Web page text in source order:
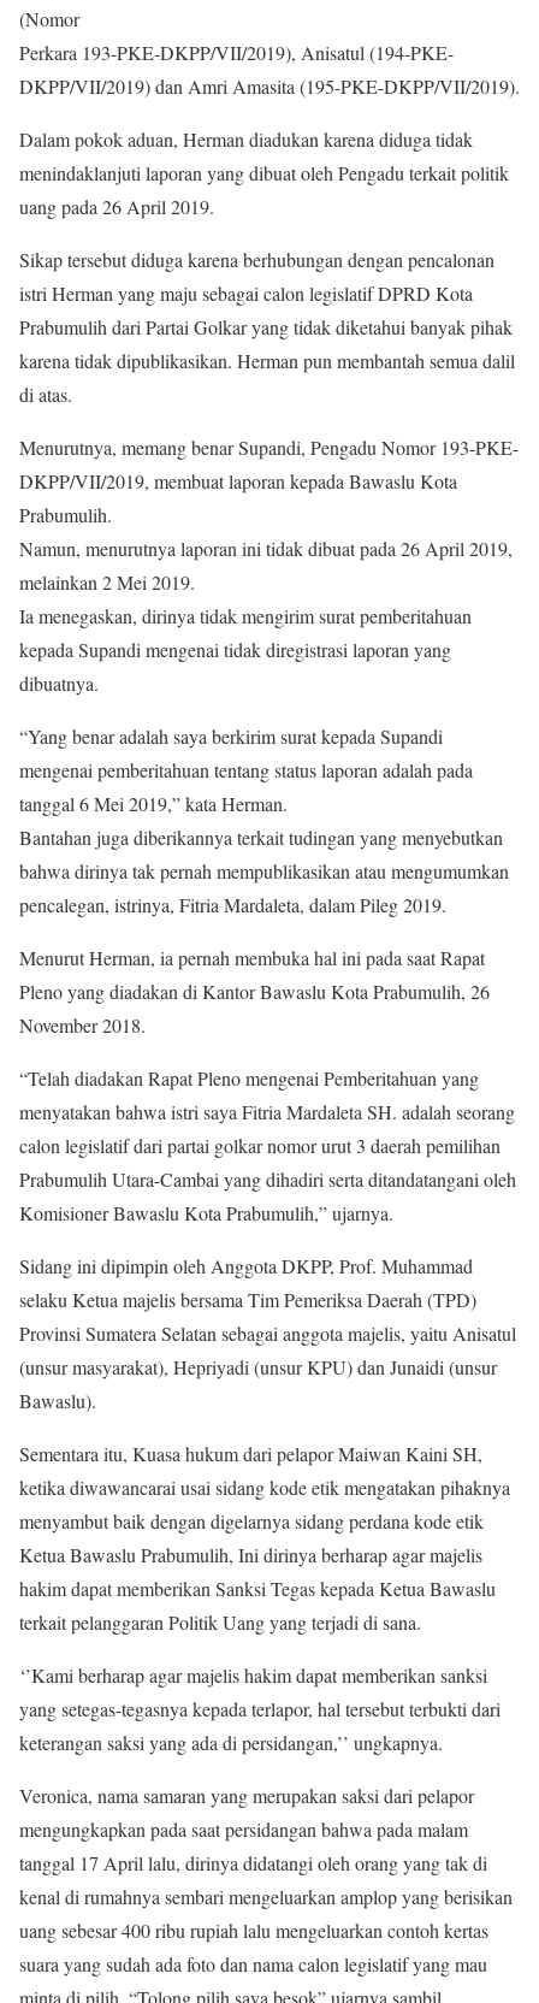
(Nomor
Perkara 193-PKE-DKPP/VII/2019), Anisatul (194-PKE-
DKPP/VII/2019) dan Amri Amasita (195-PKE-DKPP/VII/2019).
Dalam pokok aduan, Herman diadukan karena diduga tidak
menindaklanjuti laporan yang dibuat oleh Pengadu terkait politik
uang pada 26 April 2019.
Sikap tersebut diduga karena berhubungan dengan pencalonan
istri Herman yang maju sebagai calon legislatif DPRD Kota
Prabumulih dari Partai Golkar yang tidak diketahui banyak pihak
karena tidak dipublikasikan. Herman pun membantah semua dalil
di atas.
Menurutnya, memang benar Supandi, Pengadu Nomor 193-PKE-
DKPP/VII/2019, membuat laporan kepada Bawaslu Kota
Prabumulih.
Namun, menurutnya laporan ini tidak dibuat pada 26 April 2019,
melainkan 2 Mei 2019.
Ia menegaskan, dirinya tidak mengirim surat pemberitahuan
kepada Supandi mengenai tidak diregistrasi laporan yang
dibuatnya.
“Yang benar adalah saya berkirim surat kepada Supandi
mengenai pemberitahuan tentang status laporan adalah pada
tanggal 6 Mei 2019,” kata Herman.
Bantahan juga diberikannya terkait tudingan yang menyebutkan
bahwa dirinya tak pernah mempublikasikan atau mengumumkan
pencalegan, istrinya, Fitria Mardaleta, dalam Pileg 2019.
Menurut Herman, ia pernah membuka hal ini pada saat Rapat
Pleno yang diadakan di Kantor Bawaslu Kota Prabumulih, 26
November 2018.
“Telah diadakan Rapat Pleno mengenai Pemberitahuan yang
menyatakan bahwa istri saya Fitria Mardaleta SH. adalah seorang
calon legislatif dari partai golkar nomor urut 3 daerah pemilihan
Prabumulih Utara-Cambai yang dihadiri serta ditandatangani oleh
Komisioner Bawaslu Kota Prabumulih,” ujarnya.
Sidang ini dipimpin oleh Anggota DKPP, Prof. Muhammad
selaku Ketua majelis bersama Tim Pemeriksa Daerah (TPD)
Provinsi Sumatera Selatan sebagai anggota majelis, yaitu Anisatul
(unsur masyarakat), Hepriyadi (unsur KPU) dan Junaidi (unsur
Bawaslu).
Sementara itu, Kuasa hukum dari pelapor Maiwan Kaini SH,
ketika diwawancarai usai sidang kode etik mengatakan pihaknya
menyambut baik dengan digelarnya sidang perdana kode etik
Ketua Bawaslu Prabumulih, Ini dirinya berharap agar majelis
hakim dapat memberikan Sanksi Tegas kepada Ketua Bawaslu
terkait pelanggaran Politik Uang yang terjadi di sana.
‘’Kami berharap agar majelis hakim dapat memberikan sanksi
yang setegas-tegasnya kepada terlapor, hal tersebut terbukti dari
keterangan saksi yang ada di persidangan,’’ ungkapnya.
Veronica, nama samaran yang merupakan saksi dari pelapor
mengungkapkan pada saat persidangan bahwa pada malam
tanggal 17 April lalu, dirinya didatangi oleh orang yang tak di
kenal di rumahnya sembari mengeluarkan amplop yang berisikan
uang sebesar 400 ribu rupiah lalu mengeluarkan contoh kertas
suara yang sudah ada foto dan nama calon legislatif yang mau
minta di pilih. “Tolong pilih saya besok” ujarnya sambil